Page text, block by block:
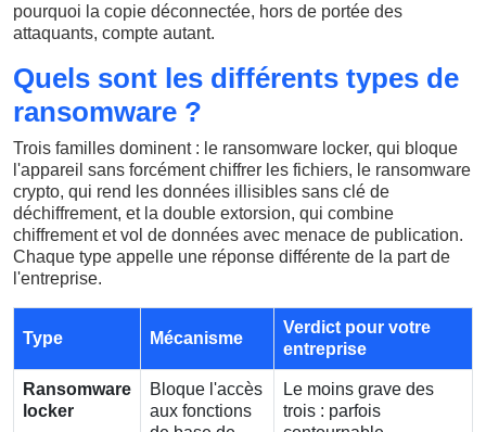
pourquoi la copie déconnectée, hors de portée des
attaquants, compte autant.
Quels sont les différents types de
ransomware ?
Trois familles dominent : le ransomware locker, qui bloque
l'appareil sans forcément chiffrer les fichiers, le ransomware
crypto, qui rend les données illisibles sans clé de
déchiffrement, et la double extorsion, qui combine
chiffrement et vol de données avec menace de publication.
Chaque type appelle une réponse différente de la part de
l'entreprise.
Type Mécanisme
Verdict pour votre
entreprise
Ransomware
locker
Bloque l'accès
aux fonctions
Le moins grave des
trois : parfois